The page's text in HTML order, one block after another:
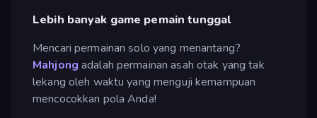
Lebih banyak game pemain tunggal
Mencari permainan solo yang menantang?
Mahjong adalah permainan asah otak yang tak
lekang oleh waktu yang menguji kemampuan
mencocokkan pola Anda!